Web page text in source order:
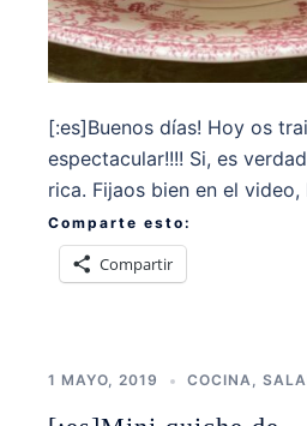
[:es]Buenos días! Hoy os
espectacular!!!! Si, es
rica. Fijaos bien en el
Comparte esto:
Compartir
1 MAYO, 2019 COCINA,